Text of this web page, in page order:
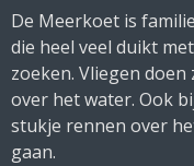
De Meerkoet is
die heel veel duikt
zoeken. Vliegen
over het water. Ook
stukje rennen over
gaan.